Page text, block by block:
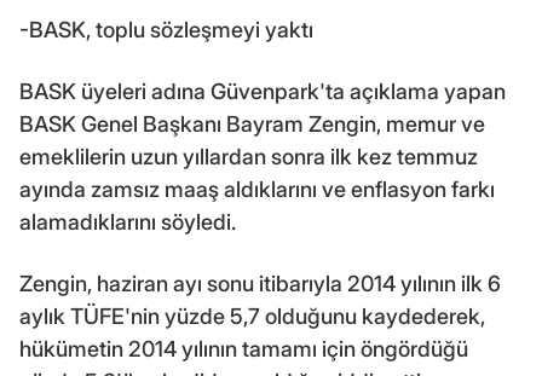
-BASK, toplu sözleşmeyi yaktı
BASK üyeleri adına Güvenpark'ta açıklama yapan
BASK Genel Başkanı Bayram Zengin, memur ve
emeklilerin uzun yıllardan sonra ilk kez temmuz
ayında zamsız maaş aldıklarını ve enflasyon farkı
alamadıklarını söyledi.
Zengin, haziran ayı sonu itibarıyla 2014 yılının ilk 6
aylık TÜFE'nin yüzde 5,7 olduğunu kaydederek,
hükümetin 2014 yılının tamamı için öngördüğü